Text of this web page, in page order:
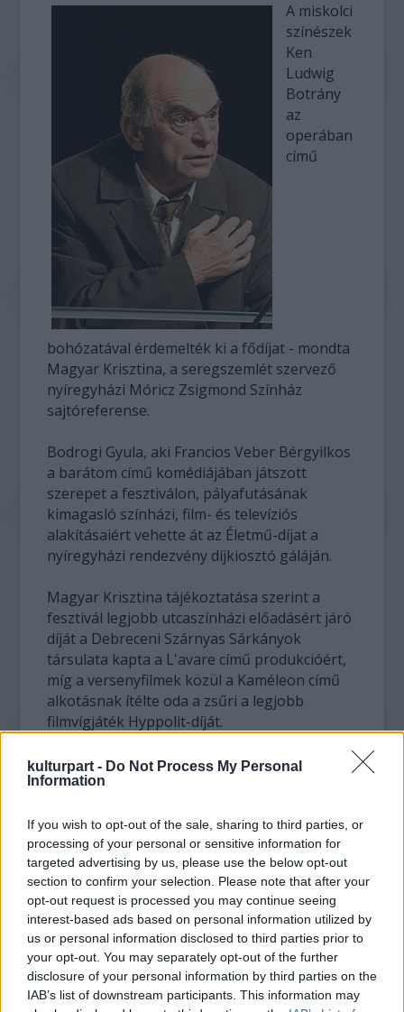
kulturpart - Do Not Process My Personal
Information
If you wish to opt-out of the sale, sharing to third parties, or
processing of your personal or sensitive information for
targeted advertising by us, please use the below opt-out
section to confirm your selection. Please note that after your
opt-out request is processed you may continue seeing
interest-based ads based on personal information utilized by
us or personal information disclosed to third parties prior to
your opt-out. You may separately opt-out of the further
disclosure of your personal information by third parties on the
IAB’s list of downstream participants. This information may
A miskolci
színészek
Ken
Ludwig
Botrány
az
operában
című
bohózatával érdemelték ki a fődíjat - mondta
Magyar Krisztina, a seregszemlét szervező
nyíregyházi Móricz Zsigmond Színház
sajtóreferense.
Bodrogi Gyula, aki Francios Veber Bérgyilkos
a barátom című komédiájában játszott
szerepet a fesztiválon, pályafutásának
kimagasló színházi, film- és televíziós
alakításaiért vehette át az Életmű-díjat a
nyíregyházi rendezvény díjkiosztó gáláján.
Magyar Krisztina tájékoztatása szerint a
fesztivál legjobb utcaszínházi előadásért járó
díját a Debreceni Szárnyas Sárkányok
társulata kapta a L'avare című produkcióért,
míg a versenyfilmek közül a Kaméleon című
alkotásnak ítélte oda a zsűri a legjobb
filmvígjáték Hyppolit-díját.
A legjobb alakításért járó elismerést vehette
át Kerekes Éva (budapesti Örkény Színház),
epizódszerepért járót kapta Pálmai Anna
(budapesti Katona József Színház), Szabados
Mihály (Szombathelyi Weöres Sándor
Színház).
A legjobb rendezésért járó díjat Tamási
Zoltánnak ítélték oda, aki a budapesti Stúdió
"K" Színház által bemutatott Hű, de messze
van Petuski című kamaradarabot állította